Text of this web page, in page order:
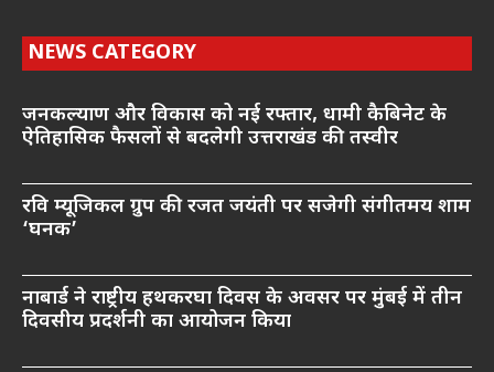
NEWS CATEGORY
जनकल्याण और विकास को नई रफ्तार, धामी कैबिनेट के
ऐतिहासिक फैसलों से बदलेगी उत्तराखंड की तस्वीर
रवि म्यूजिकल ग्रुप की रजत जयंती पर सजेगी संगीतमय शाम
‘घनक’
नाबार्ड ने राष्ट्रीय हथकरघा दिवस के अवसर पर मुंबई में तीन
दिवसीय प्रदर्शनी का आयोजन किया